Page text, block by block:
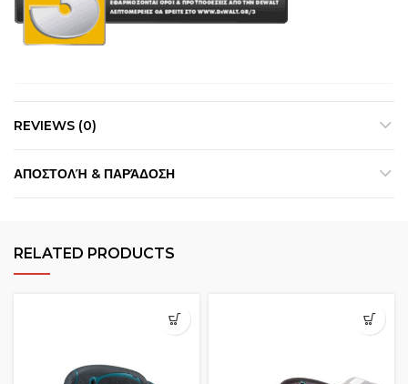
REVIEWS (0)
ΑΠΟΣΤΟΛΉ & ΠΑΡΆΔΟΣΗ
RELATED PRODUCTS